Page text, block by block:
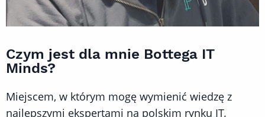
Czym jest dla mnie Bottega IT
Minds?
Miejscem, w którym mogę wymienić wiedzę z
najlepszymi ekspertami na polskim rynku IT.